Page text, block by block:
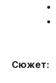
Сюжет: